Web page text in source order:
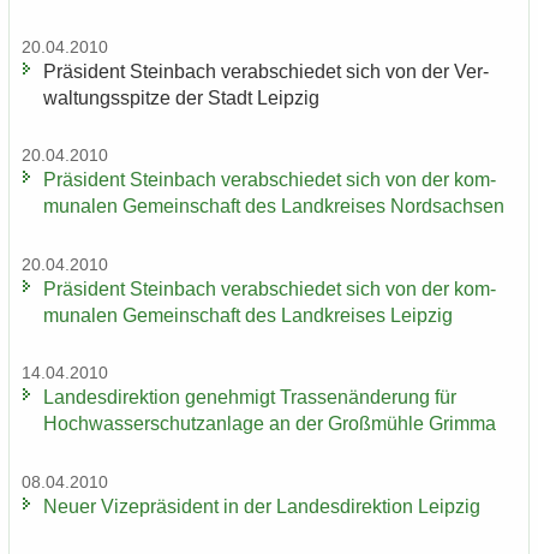
20.04.2010
Prä­si­dent Stein­bach ver­ab­schie­det sich von der Ver­
wal­tungs­spit­ze der Stadt Leip­zig
20.04.2010
Prä­si­dent Stein­bach ver­ab­schie­det sich von der kom­
mu­na­len Ge­mein­schaft des Land­krei­ses Nord­sach­sen
20.04.2010
Prä­si­dent Stein­bach ver­ab­schie­det sich von der kom­
mu­na­len Ge­mein­schaft des Land­krei­ses Leip­zig
14.04.2010
Lan­des­di­rek­ti­on ge­neh­migt Tras­sen­än­de­rung für
Hoch­was­ser­schutz­an­la­ge an der Groß­müh­le Grim­ma
08.04.2010
Neuer Vi­ze­prä­si­dent in der Lan­des­di­rek­ti­on Leip­zig